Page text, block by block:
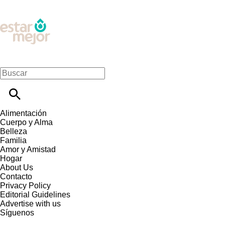
Alimentación
Cuerpo y Alma
Belleza
Familia
Amor y Amistad
Hogar
About Us
Contacto
Privacy Policy
Editorial Guidelines
Advertise with us
Síguenos